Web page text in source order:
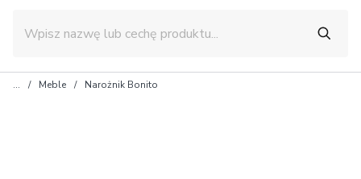
Meble Narożnik Bonito